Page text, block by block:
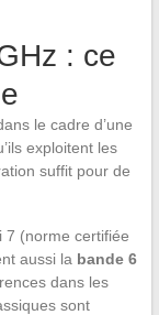
: ce
le cadre d’une
exploitent les
suffit pour de
7 (norme certifiée
aussi la bande 6
dans les
sont